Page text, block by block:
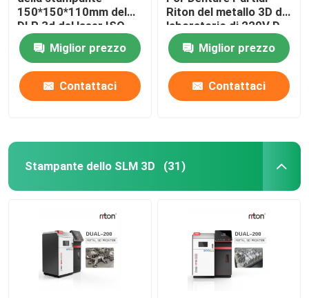
150*150*110mm del
DLP 3d del laser ISO-
13485 per i modelli
dell'impianto dentario
Miglior prezzo
Contattaci
Riton del metallo 3D del
laboratorio di 220V D-
100
Miglior prezzo
Contattaci
Stampante dello SLM 3D (31)